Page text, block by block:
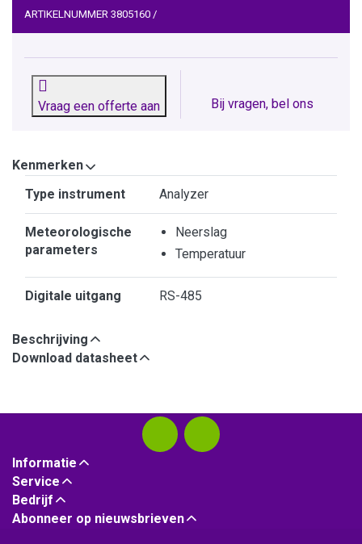
ARTIKELNUMMER 3805160 /
Vraag een offerte aan Bij vragen, bel ons
Kenmerken
Type instrument Analyzer
Meteorologische
parameters
Neerslag
Temperatuur
Digitale uitgang RS-485
Beschrijving
Download datasheet
Informatie
Service
Bedrijf
Abonneer op nieuwsbrieven